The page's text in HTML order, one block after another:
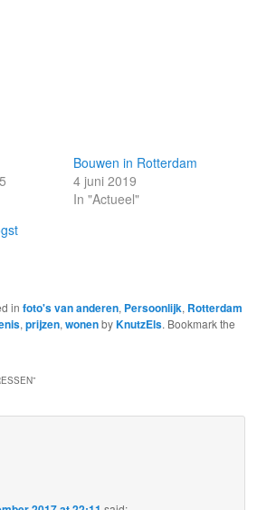
Bouwen in Rotterdam
4 juni 2019
In "Actueel"
infoto's van anderen, Persoonlijk, Rotterdam
,prijzen,wonenbyKnutzEls. Bookmark the
”